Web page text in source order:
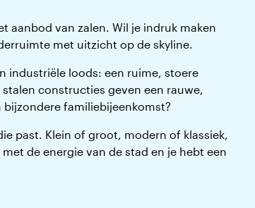
aanbod van zalen. Wil je indruk maken
met uitzicht op de skyline.
industriële loods: een ruime, stoere
constructies geven een rauwe,
bijzondere familiebijeenkomst?
past. Klein of groot, modern of klassiek,
de energie van de stad en je hebt een